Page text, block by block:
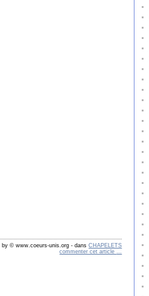
by © www.coeurs-unis.org - dansCHAPELETS
commenter cet article …